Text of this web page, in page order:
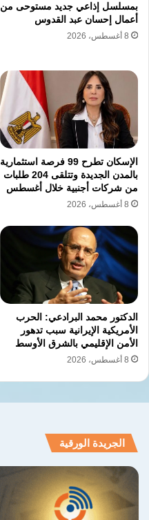
بمسلسل إذاعي جديد مستوحى من
أعمال إحسان عبد القدوس
8 أغسطس، 2026
الإسكان تطرح 99 فرصة استثمارية
بالمدن الجديدة وتتلقى 204 طلبات
من شركات أجنبية خلال أغسطس
8 أغسطس، 2026
الدكتور محمد البرادعي: الحرب
الأمريكية الإيرانية سبب تدهور
الأمن الإقليمي بالشرق الأوسط
8 أغسطس، 2026
الجريدة الورقية